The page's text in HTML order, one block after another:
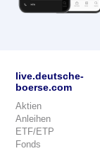
live.deutsche-
boerse.com
Aktien
Anleihen
ETF/ETP
Fonds